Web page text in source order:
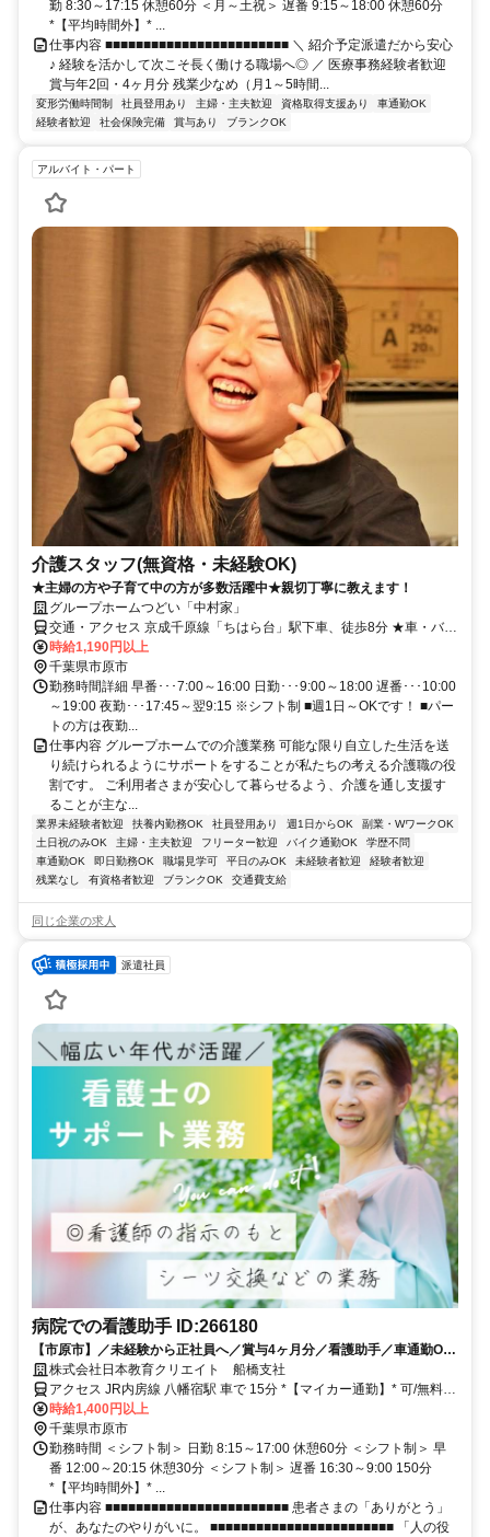
勤 8:30～17:15 休憩60分 ＜月～土祝＞ 遅番 9:15～18:00 休憩60分
*【平均時間外】* ...
仕事内容 ■■■■■■■■■■■■■■■■■■■■■■■■ ＼ 紹介予定派遣だから安心
♪ 経験を活かして次こそ長く働ける職場へ◎ ／ 医療事務経験者歓迎
賞与年2回・4ヶ月分 残業少なめ（月1～5時間...
変形労働時間制 社員登用あり 主婦・主夫歓迎 資格取得支援あり
車通勤OK
経験者歓迎
社会保険完備 賞与あり ブランクOK
アルバイト・パート
介護スタッフ(無資格・未経験OK)
★主婦の方や子育て中の方が多数活躍中★親切丁寧に教えます！
グループホームつどい「中村家」
交通・アクセス 京成千原線「ちはら台」駅下車、徒歩8分 ★車・バイ
ク・自転車通勤OK（駐車場無料／ガソリン代支給：規定あり）★
時給1,190円以上
千葉県市原市
勤務時間詳細 早番･･･7:00～16:00 日勤･･･9:00～18:00 遅番･･･10:00
～19:00 夜勤･･･17:45～翌9:15 ※シフト制 ■週1日～OKです！ ■パー
トの方は夜勤...
仕事内容 グループホームでの介護業務 可能な限り自立した生活を送
り続けられるようにサポートをすることが私たちの考える介護職の役
割です。 ご利用者さまが安心して暮らせるよう、介護を通し支援す
ることが主な...
業界未経験者歓迎 扶養内勤務OK 社員登用あり 週1日からOK
副業・WワークOK
土日祝のみOK
主婦・主夫歓迎 フリーター歓迎 バイク通勤OK
学歴不問
車通勤OK
即日勤務OK 職場見学可 平日のみOK 未経験者歓迎
経験者歓迎
残業なし
有資格者歓迎 ブランクOK 交通費支給
同じ企業の求人
派遣社員
病院での看護助手 ID:266180
【市原市】／未経験から正社員へ／賞与4ヶ月分／看護助手／車通勤OK
／日勤のみ相談可
株式会社日本教育クリエイト 船橋支社
アクセス JR内房線 八幡宿駅 車で 15分 *【マイカー通勤】* 可/無料駐
車場あり
時給1,400円以上
千葉県市原市
勤務時間 ＜シフト制＞ 日勤 8:15～17:00 休憩60分 ＜シフト制＞ 早
番 12:00～20:15 休憩30分 ＜シフト制＞ 遅番 16:30～9:00 150分
*【平均時間外】* ...
仕事内容 ■■■■■■■■■■■■■■■■■■■■■■■■ 患者さまの「ありがとう」
が、あなたのやりがいに。 ■■■■■■■■■■■■■■■■■■■■■■■■ 「人の役